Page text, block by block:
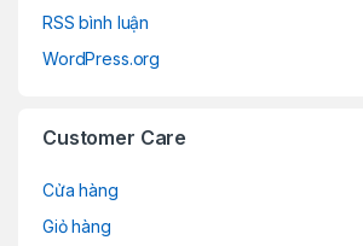
RSS bình luận
WordPress.org
Customer Care
Cửa hàng
Giỏ hàng